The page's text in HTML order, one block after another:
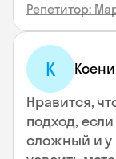
Репетитор:
К
Нравится,
подход,
сложный и у